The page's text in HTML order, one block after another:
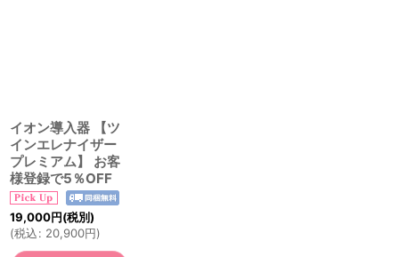
イオン導入器 【ツ
インエレナイザー
プレミアム】 お客
様登録で5％OFF
19,000円(税別)
(税込: 20,900円)